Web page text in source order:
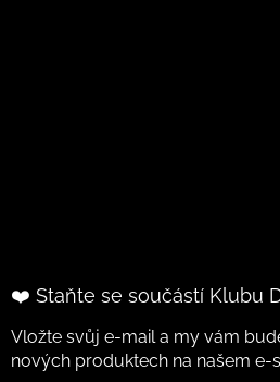
❤️ Staňte se součástí Klubu
Vložte svůj e-mail a my vám
nových produktech na našem e-